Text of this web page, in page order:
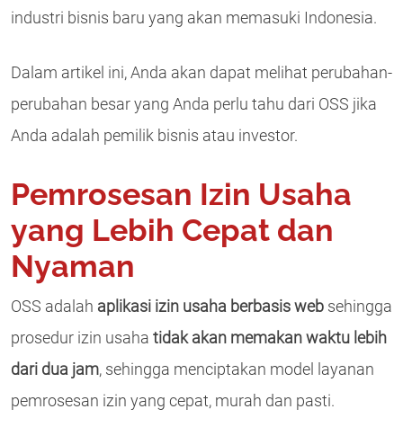
industri bisnis baru yang akan memasuki Indonesia.
Dalam artikel ini, Anda akan dapat melihat perubahan-
perubahan besar yang Anda perlu tahu dari OSS jika
Anda adalah pemilik bisnis atau investor.
Pemrosesan Izin Usaha
yang Lebih Cepat dan
Nyaman
OSS adalah aplikasi izin usaha berbasis web sehingga
prosedur izin usaha tidak akan memakan waktu lebih
dari dua jam, sehingga menciptakan model layanan
pemrosesan izin yang cepat, murah dan pasti.